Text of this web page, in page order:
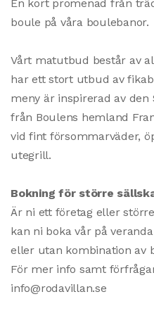
En kort promenad från
boule på våra boulebanor.
Vårt matutbud består av
har ett stort utbud av
meny är inspirerad av den
från Boulens hemland
vid fint försommarväder,
utegrill.
Bokning för större
Är ni ett företag eller
kan ni boka vår på
eller utan kombination av
För mer info samt
info@rodavillan.se